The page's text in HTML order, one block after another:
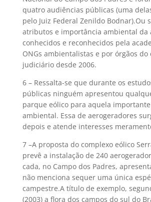
quatro audiências públicas (uma
pelo Juiz Federal Zenildo Bodnar).Ou
atributos e importância ambiental da
conhecidos e reconhecidos pela
ONGs ambientalistas e por órgãos do
judiciário desde 2006.
6 – Ressalta-se que durante os
públicas ninguém apresentou
parque eólico para aquela
ambiental. Essa de aerogeradores
depois e atende interesses
7 –A proposta do complexo eólico
prevê a instalação de 240
cada, no Campo dos Padres,
não menciona sequer uma única
campestre.A título de exemplo,
(2003) a flora dos campos do sul do